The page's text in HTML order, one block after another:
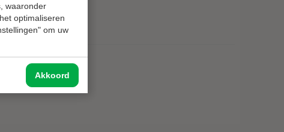
waaronder
optimaliseren
om uw
Akkoord